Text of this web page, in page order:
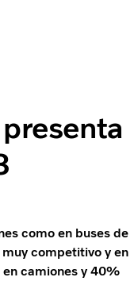
como en buses de
competitivo y en
camiones y 40%